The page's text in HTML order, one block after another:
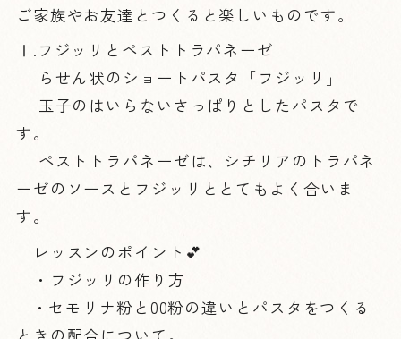
ご家族やお友達とつくると楽しいものです。
Ⅰ.フジッリとペストトラパネーゼ
らせん状のショートパスタ「フジッリ」
玉子のはいらないさっぱりとしたパスタで
す。
ペストトラパネーゼは、シチリアのトラパネ
ーゼのソースとフジッリととてもよく合いま
す。
レッスンのポイント💕
・フジッリの作り方
・セモリナ粉と00粉の違いとパスタをつくる